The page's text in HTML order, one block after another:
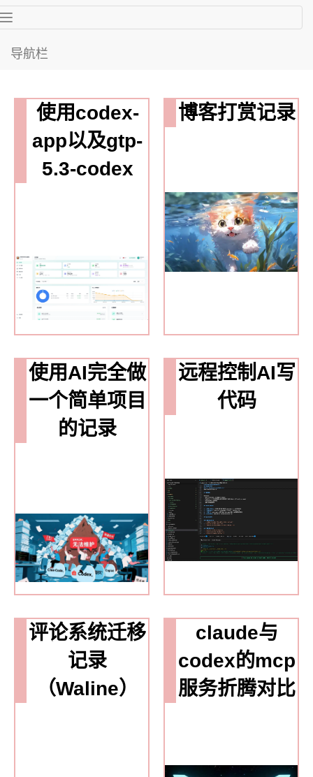
navigation
导航栏
使用codex-
app以及gtp-
5.3-codex
博客打赏记录
使用AI完全做
一个简单项目
的记录
远程控制AI写
代码
评论系统迁移
记录
（Waline）
claude与
codex的mcp
服务折腾对比